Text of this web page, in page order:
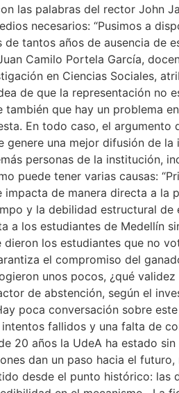
las palabras del rector John
necesarios: “Pusimos a
tantos años de ausencia de
Camilo Portela García,
en Ciencias Sociales,
de que la representación
también que hay un problema
En todo caso, el
una mejor difusión de
personas de la institución,
puede tener varias causas:
de manera directa a
y la debilidad estructural
a los estudiantes de Medellín
dieron los estudiantes que no
el compromiso del
unos pocos, ¿qué
de abstención, según el
poca conversación sobre
fallidos y una falta de
20 años la UdeA ha estado
dan un paso hacia el
desde el punto histórico: